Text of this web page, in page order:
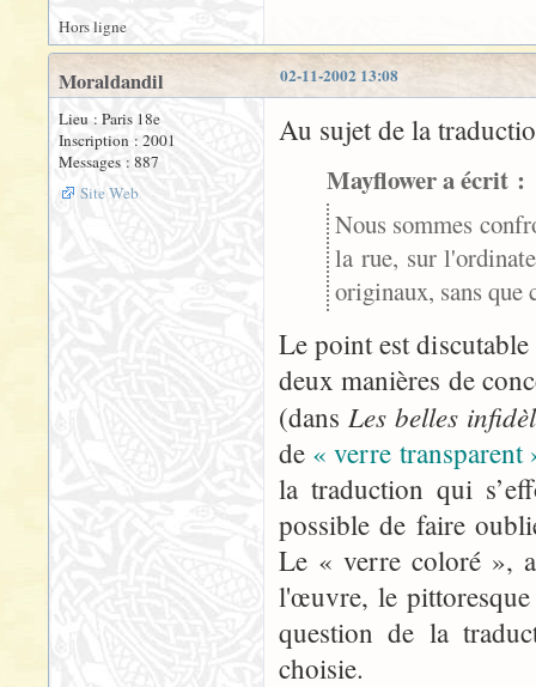
Hors ligne
02-11-2002 13:08
Moraldandil
Lieu : Paris 18e
Inscription : 2001
Messages : 887
Site Web
Au sujet de la
Mayflower a écrit :
Nous sommes
la rue, sur
originaux, sans que
Le point est
deux manières de
(dans Les belles
de « verre transparent
la traduction qui
possible de faire
Le « verre coloré »,
l'œuvre, le pittoresque
question de la
choisie.